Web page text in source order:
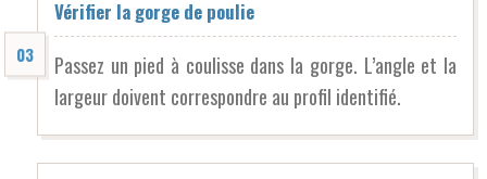
Vérifier la gorge de poulie
Passez un pied à coulisse dans la gorge. L’angle et la
largeur doivent correspondre au profil identifié.